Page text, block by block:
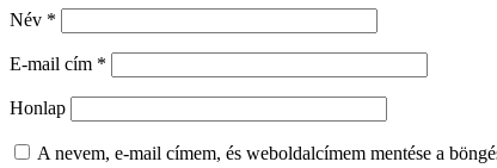
Név *
E-mail cím *
Honlap
A nevem, e-mail címem, és weboldalcímem mentése a